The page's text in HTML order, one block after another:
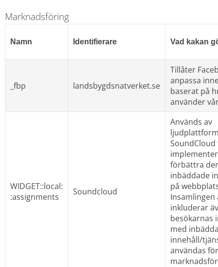
Marknadsföring
Namn Identifierare Vad kakan
_fbp landsbygdsnatverket.se
Tillåter
anpassa
baserat på
använder
WIDGET::local:
:assignments
Soundcloud
Används av
förbättra
inbäddade
på
Insamlingen
inkluderar
besökarnas
med
innehåll/
användas